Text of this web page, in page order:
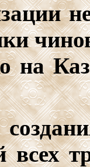
на
всех